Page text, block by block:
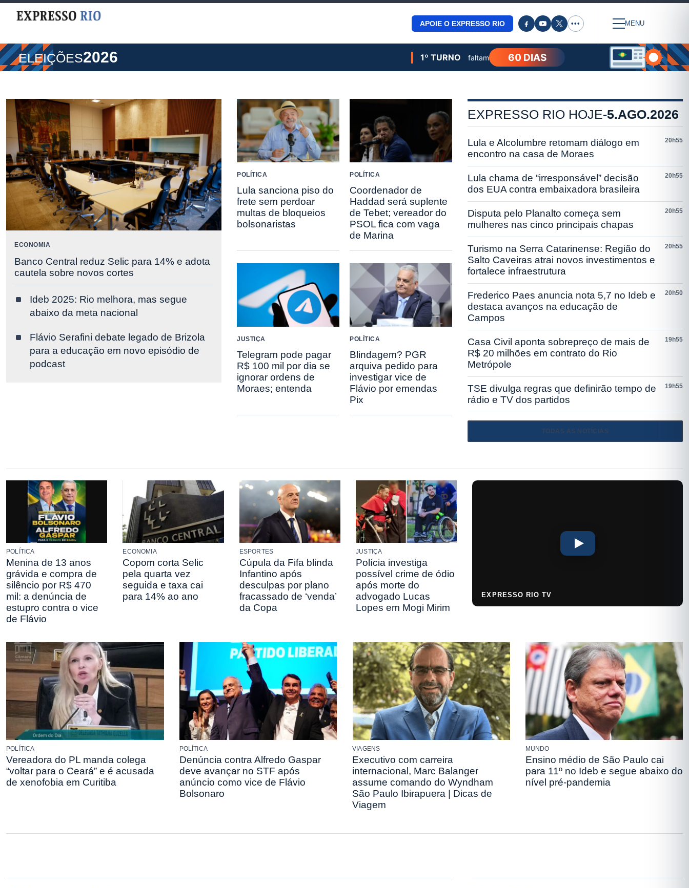
APOIE O EXPRESSO RIO ••• MENU
ELEIÇÕES2026 1º TURNO faltam 60 DIAS
ECONOMIA
Banco Central reduz Selic para 14% e adota
cautela sobre novos cortes
Ideb 2025: Rio melhora, mas segue
abaixo da meta nacional
Flávio Serafini debate legado de Brizola
para a educação em novo episódio de
podcast
POLÍTICA
Lula sanciona piso do
frete sem perdoar
multas de bloqueios
bolsonaristas
POLÍTICA
Coordenador de
Haddad será suplente
de Tebet; vereador do
PSOL fica com vaga
de Marina
JUSTIÇA
Telegram pode pagar
R$ 100 mil por dia se
ignorar ordens de
Moraes; entenda
POLÍTICA
Blindagem? PGR
arquiva pedido para
investigar vice de
Flávio por emendas
Pix
EXPRESSO RIO HOJE-5.AGO.2026
Lula e Alcolumbre retomam diálogo em
encontro na casa de Moraes
20h55
Lula chama de “irresponsável” decisão
dos EUA contra embaixadora brasileira
20h55
Disputa pelo Planalto começa sem
mulheres nas cinco principais chapas
20h55
Turismo na Serra Catarinense: Região do
Salto Caveiras atrai novos investimentos e
fortalece infraestrutura
20h55
Frederico Paes anuncia nota 5,7 no Ideb e
destaca avanços na educação de
Campos
20h50
Casa Civil aponta sobrepreço de mais de
R$ 20 milhões em contrato do Rio
Metrópole
19h55
TSE divulga regras que definirão tempo de
rádio e TV dos partidos
19h55
TODAS AS NOTÍCIAS
POLÍTICA
Menina de 13 anos
grávida e compra de
silêncio por R$ 470
mil: a denúncia de
estupro contra o vice
de Flávio
ECONOMIA
Copom corta Selic
pela quarta vez
seguida e taxa cai
para 14% ao ano
ESPORTES
Cúpula da Fifa blinda
Infantino após
desculpas por plano
fracassado de ‘venda’
da Copa
JUSTIÇA
Polícia investiga
possível crime de ódio
após morte do
advogado Lucas
Lopes em Mogi Mirim
EXPRESSO RIO TV
POLÍTICA
Vereadora do PL manda colega
“voltar para o Ceará” e é acusada
de xenofobia em Curitiba
POLÍTICA
Denúncia contra Alfredo Gaspar
deve avançar no STF após
anúncio como vice de Flávio
Bolsonaro
VIAGENS
Executivo com carreira
internacional, Marc Balanger
assume comando do Wyndham
São Paulo Ibirapuera | Dicas de
Viagem
MUNDO
Ensino médio de São Paulo cai
para 11º no Ideb e segue abaixo do
nível pré-pandemia